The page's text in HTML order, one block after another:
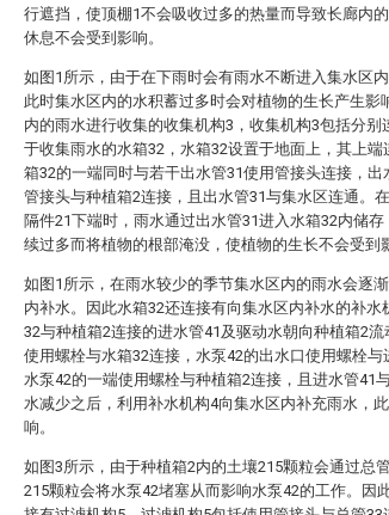
行遮挡，使顶棚1不会吸收过多的热量而导致长廊内
休息不会受到影响。
如图1所示，由于在下雨时会有雨水不断进入集水区
此时集水区内的水积蓄过多时会对植物的生长产生影
内的雨水进行收集的收集机构3，收集机构3包括分别
于收集雨水的水箱32，水箱32设置于地面上，其上
箱32的一端同时与若干出水管31使用管接头连接，出
管接头与种植箱2连接，且出水管31与集水区连通。
隔件21下端时，雨水通过出水管31进入水箱32内储
续过多而将植物的根部淹没，使植物的生长不会受到
如图1所示，在雨水较少的季节集水区内的雨水会逐
内补水。因此水箱32还连接有向集水区内补水的补
32与种植箱2连接的进水管41及驱动水朝向种植箱2
使用螺栓与水箱32连接，水泵42的出水口使用螺栓
水泵42的一端使用螺栓与种植箱2连接，且进水管41
水减少之后，利用补水机构4向集水区内补充雨水，
响。
如图3所示，由于种植箱2内的土壤215颗粒会通过总
215颗粒会将水泵42堵塞从而影响水泵42的工作。因